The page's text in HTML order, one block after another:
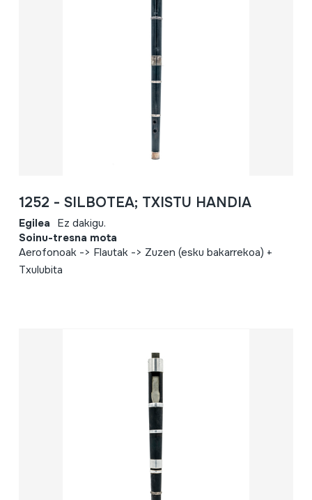
1252 - SILBOTEA; TXISTU HANDIA
Egilea Ez dakigu.
Soinu-tresna mota
Aerofonoak -> Flautak -> Zuzen (esku bakarrekoa) +
Txulubita